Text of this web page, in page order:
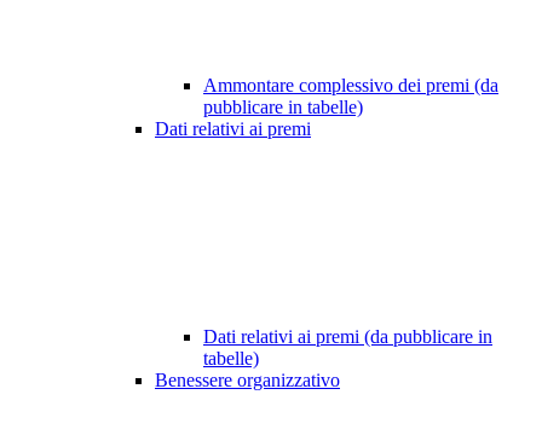
Ammontare complessivo dei premi (da
pubblicare in tabelle)
Dati relativi ai premi
Dati relativi ai premi (da pubblicare in
tabelle)
Benessere organizzativo